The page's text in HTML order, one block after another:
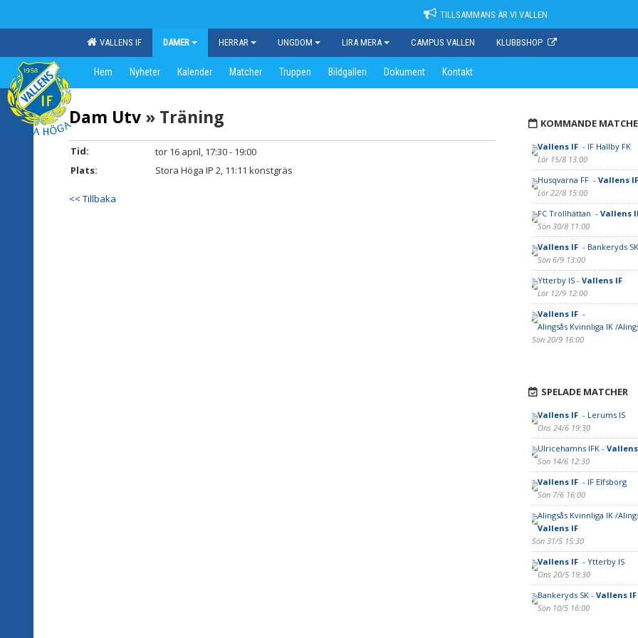
TILLSAMMANS ÄR VI VALLEN
VALLENS IF DAMER HERRAR UNGDOM LIRA MERA CAMPUS VALLEN KLUBBSHOP
Hem Nyheter Kalender Matcher Truppen Bildgalleri Dokument Kontakt
Dam Utv » Träning
Tid:
tor 16 april, 17:30 - 19:00
Plats:
Stora Höga IP 2, 11:11 konstgräs
<< Tillbaka
KOMMANDE
Vallens IF - IF Hallby FK
Lör 15/8 13:00
Husqvarna FF - Vallens IF
Lör 22/8 15:00
FC Trollhättan - Vallens
Sön 30/8 11:00
Vallens IF - Bankeryds SK
Sön 6/9 13:00
Ytterby IS - Vallens IF
Lör 12/9 12:00
Vallens IF -
Alingsås Kvinnliga IK /
Sön 20/9 16:00
SPELADE MATCHER
Vallens IF - Lerums IS
Ons 24/6 19:30
Ulricehamns IFK -
Sön 14/6 12:30
Vallens IF - IF Elfsborg
Sön 7/6 16:00
Alingsås Kvinnliga IK /
Vallens IF
Sön 31/5 15:30
Vallens IF - Ytterby IS
Ons 20/5 19:30
Bankeryds SK - Vallens IF
Sön 10/5 16:00